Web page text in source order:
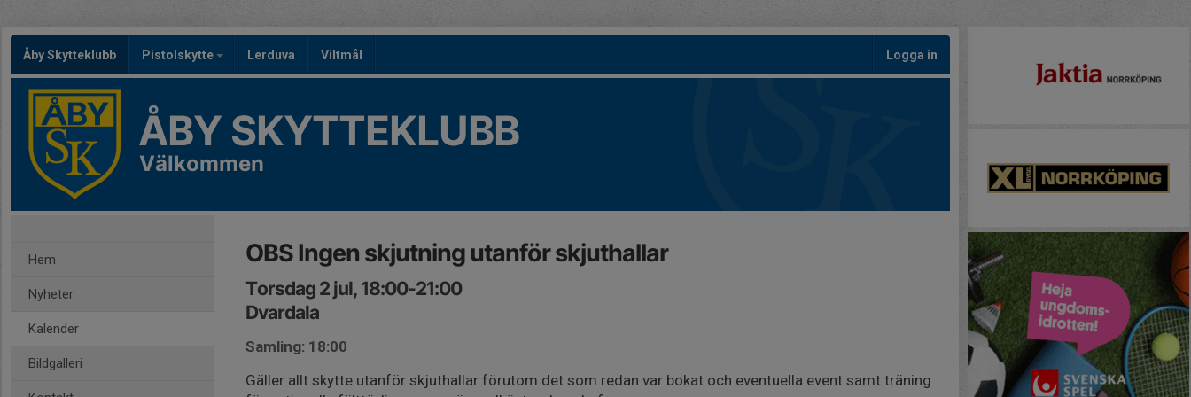
Åby Skytteklubb Pistolskytte Lerduva Viltmål Logga in
ÅBY SKYTTEKLUBB
Välkommen
Hem
Nyheter
Kalender
Bildgalleri
OBS Ingen skjutning utanför skjuthallar
Torsdag 2 jul, 18:00-21:00
Dvardala
Samling: 18:00
Gäller allt skytte utanför skjuthallar förutom det som redan var bokat och eventuella event samt träning